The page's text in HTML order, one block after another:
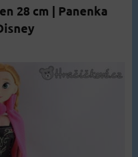
28 cm | Panenka